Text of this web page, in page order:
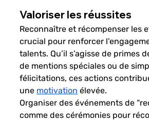
Valoriser les réussites
Reconnaître et récompenser les
crucial pour renforcer
talents. Qu’il s’agisse de primes
de mentions spéciales ou de
félicitations, ces actions
une motivation élevée.
Organiser des événements de
comme des cérémonies pour